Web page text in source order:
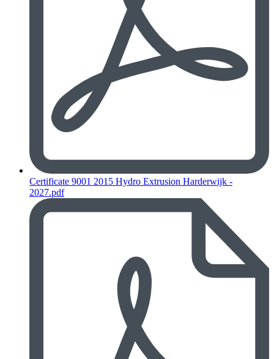
Certificate 9001 2015 Hydro Extrusion Harderwijk -
2027.pdf